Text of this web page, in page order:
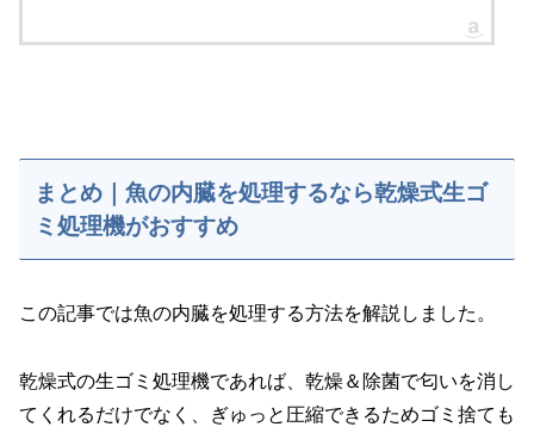
まとめ｜魚の内臓を処理するなら乾燥式生ゴ
ミ処理機がおすすめ
この記事では魚の内臓を処理する方法を解説しました。
乾燥式の生ゴミ処理機であれば、乾燥＆除菌で匂いを消し
てくれるだけでなく、ぎゅっと圧縮できるためゴミ捨ても